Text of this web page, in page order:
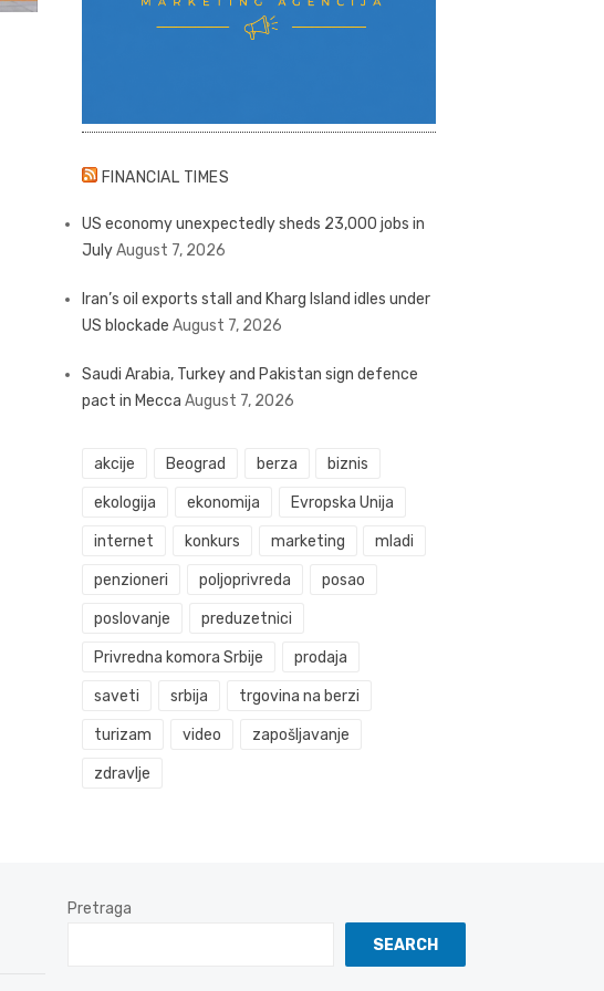
FINANCIAL TIMES
US economy unexpectedly sheds 23,000 jobs in
JulyAugust 7, 2026
Iran’s oil exports stall and Kharg Island idles under
US blockade August 7, 2026
Saudi Arabia, Turkey and Pakistan sign defence
pact in Mecca August 7, 2026
akcije Beograd berza biznis
ekologija ekonomija Evropska Unija
internet konkurs marketing mladi
penzioneri poljoprivreda posao
poslovanje preduzetnici
Privredna komora Srbije prodaja
saveti srbija trgovina na berzi
turizam video zapošljavanje
zdravlje
Pretraga
SEARCH